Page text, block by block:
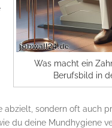
Was macht ein
Berufsbild in
sondern oft auch
du deine Mundhygiene